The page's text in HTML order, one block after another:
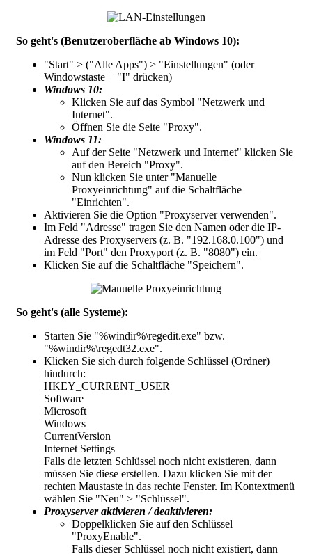
So geht's (Benutzeroberfläche ab Windows 10):
"Start" > ("Alle Apps") > "Einstellungen" (oder
Windowstaste + "I" drücken)
Windows 10:
Klicken Sie auf das Symbol "Netzwerk und
Internet".
Öffnen Sie die Seite "Proxy".
Windows 11:
Auf der Seite "Netzwerk und Internet" klicken Sie
auf den Bereich "Proxy".
Nun klicken Sie unter "Manuelle
Proxyeinrichtung" auf die Schaltfläche
"Einrichten".
Aktivieren Sie die Option "Proxyserver verwenden".
Im Feld "Adresse" tragen Sie den Namen oder die IP-
Adresse des Proxyservers (z. B. "192.168.0.100") und
im Feld "Port" den Proxyport (z. B. "8080") ein.
Klicken Sie auf die Schaltfläche "Speichern".
So geht's (alle Systeme):
Starten Sie "%windir%\regedit.exe" bzw.
"%windir%\regedt32.exe".
Klicken Sie sich durch folgende Schlüssel (Ordner)
hindurch:
HKEY_CURRENT_USER
Software
Microsoft
Windows
CurrentVersion
Internet Settings
Falls die letzten Schlüssel noch nicht existieren, dann
müssen Sie diese erstellen. Dazu klicken Sie mit der
rechten Maustaste in das rechte Fenster. Im Kontextmenü
wählen Sie "Neu" > "Schlüssel".
Proxyserver aktivieren / deaktivieren:
Doppelklicken Sie auf den Schlüssel
"ProxyEnable".
Falls dieser Schlüssel noch nicht existiert, dann